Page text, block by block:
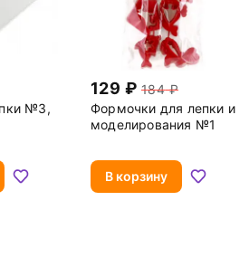
№3,
129
184
Формочки для лепки и
моделирования №1
В корзину